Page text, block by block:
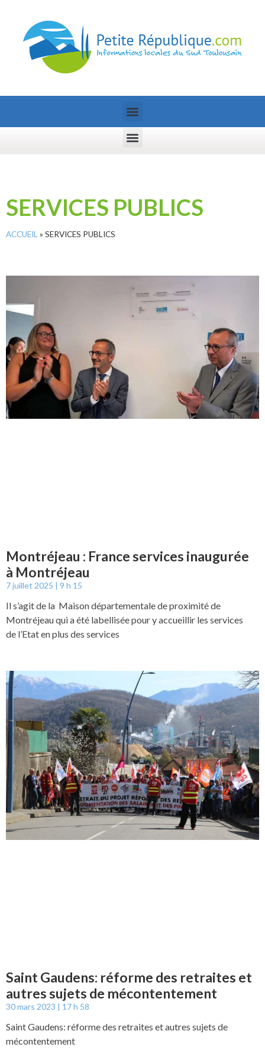
SERVICES PUBLICS
ACCUEIL » SERVICES PUBLICS
Montréjeau : France services inaugurée
à Montréjeau
7 juillet 2025 9 h 15
Il s’agit de la Maison départementale de proximité de
Montréjeau qui a été labellisée pour y accueillir les services
de l’Etat en plus des services
Saint Gaudens: réforme des retraites et
autres sujets de mécontentement
30 mars 2023 17 h 58
Saint Gaudens: réforme des retraites et autres sujets de
mécontentement